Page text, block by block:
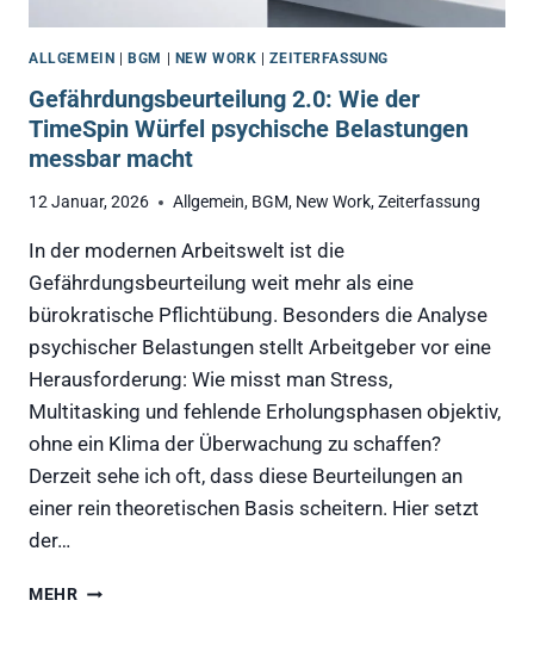
ALLGEMEIN BGM NEW WORK |ZEITERFASSUNG
Gefährdungsbeurteilung 2.0: Wie der
TimeSpin Würfel psychische Belastungen
messbar macht
12 Januar, 2026 Allgemein, BGM, New Work,Zeiterfassung
In der modernen Arbeitswelt ist die
Gefährdungsbeurteilung weit mehr als eine
bürokratische Pflichtübung. Besonders die Analyse
psychischer Belastungen stellt Arbeitgeber vor eine
Herausforderung: Wie misst man Stress,
Multitasking und fehlende Erholungsphasen objektiv,
ohne ein Klima der Überwachung zu schaffen?
Derzeit sehe ich oft, dass diese Beurteilungen an
einer rein theoretischen Basis scheitern. Hier setzt
der…
MEHRGEFÄHRDUNGSBEURTEILUNG